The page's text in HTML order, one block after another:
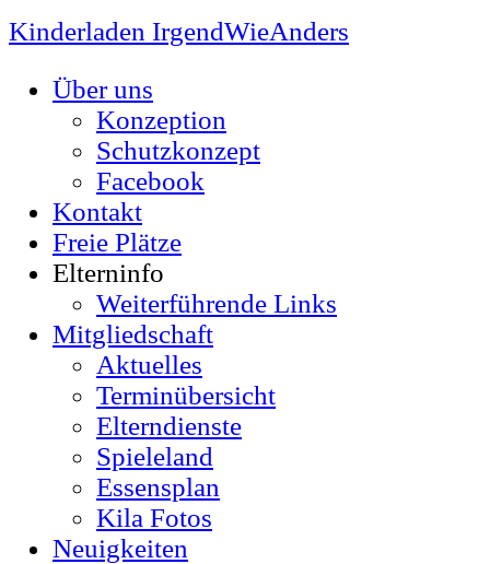
Kinderladen IrgendWieAnders
Über uns
Konzeption
Schutzkonzept
Facebook
Kontakt
Freie Plätze
Elterninfo
Weiterführende Links
Mitgliedschaft
Aktuelles
Terminübersicht
Elterndienste
Spieleland
Essensplan
Kila Fotos
Neuigkeiten